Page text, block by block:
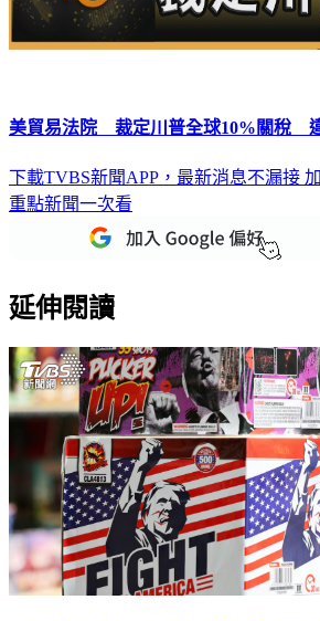
美貿易法院 裁定川普全球10%關稅
下載TVBS新聞APP，最新消息不漏接
重點新聞一次看
延伸閱讀